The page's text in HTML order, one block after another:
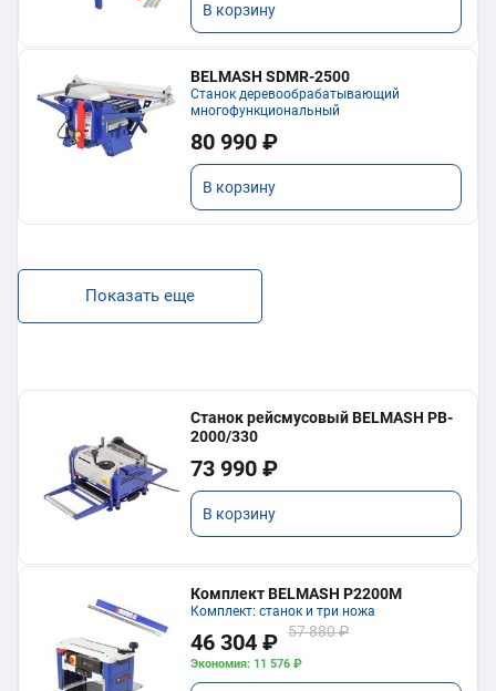
В корзину
BELMASH SDMR-2500
Станок деревообрабатывающий
многофункциональный
80 990 ₽
В корзину
Показать еще
Станок рейсмусовый BELMASH PB-
2000/330
73 990 ₽
В корзину
Комплект BELMASH P2200M
Комплект: станок и три ножа
46 304 ₽ 57 880 ₽
Экономия: 11 576 ₽